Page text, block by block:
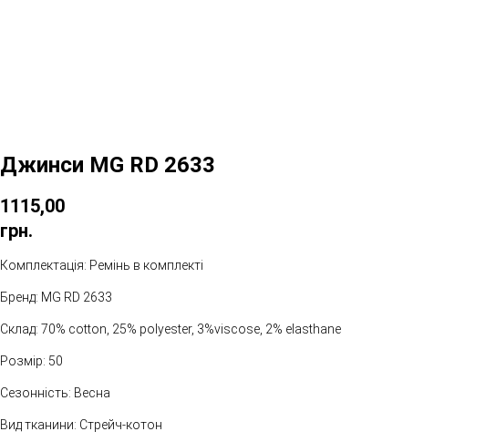
Джинси MG RD 2633
1115,00
грн.
Комплектація: Ремінь в комплекті
Бренд: MG RD 2633
Склад: 70% cotton, 25% polyester, 3%viscose, 2% elasthane
Розмір: 50
Сезонність: Весна
Вид тканини: Стрейч-котон